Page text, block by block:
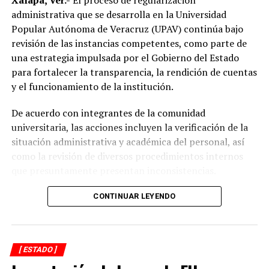
“Mejorar el servicio de energía eléctrica ha sido una
prioridad desde el inicio de mi gobierno y continuaremos
gestionando recursos y proyectos que contribuyan al
desarrollo del municipio y al bienestar de las familias
alvaradeñas”.
Por último, reconoció y agradeció a la gobernadora del
Alvarado, así como a personal directivo de la CFE por la
disposición y coordinación institucional para impulsar
estas importantes acciones en beneficio del municipio.
administrativa que se desarrolla en la Universidad
Popular Autónoma de Veracruz (UPAV) continúa bajo
revisión de las instancias competentes, como parte de
una estrategia impulsada por el Gobierno del Estado
para fortalecer la transparencia, la rendición de cuentas
y el funcionamiento de la institución.
De acuerdo con integrantes de la comunidad
universitaria, las acciones incluyen la verificación de la
situación administrativa y académica del personal, así
como la revisión de diversos procedimientos internos
Entre los aspectos que son objeto de análisis se
simultáneas en distintos centros de estudio, la
validación de documentación académica de directivos,
adeudos en la entrega de calificaciones, denuncias por
CONTINUAR LEYENDO
[ ESTADO ]